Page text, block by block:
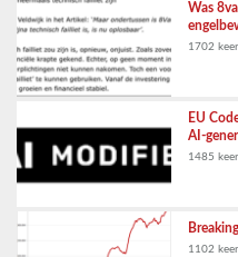
Was
1702
EU
AI-
1485
1102